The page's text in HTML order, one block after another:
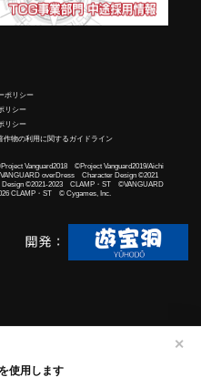
使用します
✕
ポリシー
リシー
リシー
作物の利用に関するガイドライン
Vanguard2018 ©Project Vanguard2019/Aichi
overDress Character Design ©2021
©2021-2023 CLAMP・ST ©VANGUARD
CLAMP・ST © Cygames, Inc.